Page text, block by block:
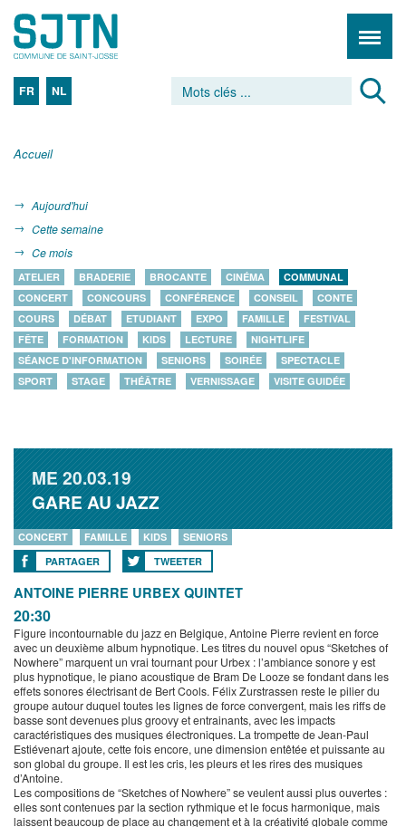
FR NL
Accueil
Aujourd'hui
Cette semaine
Ce mois
ATELIER BRADERIE BROCANTE CINÉMA
COMMUNAL
CONCERT
CONCOURS CONFÉRENCE CONSEIL
CONTE
COURS
DÉBAT ETUDIANT EXPO FAMILLE
FESTIVAL
FÊTE
FORMATION KIDS LECTURE
NIGHTLIFE
SÉANCE D'INFORMATION
SENIORS SOIRÉE
SPECTACLE
SPORT
STAGE THÉÂTRE VERNISSAGE VISITE GUIDÉE
ME20.03.19
GARE AU JAZZ
CONCERT FAMILLE KIDS
SENIORS
PARTAGER
TWEETER
ANTOINE PIERRE URBEX QUINTET
20:30
Figure incontournable du jazz en Belgique, Antoine Pierre revient en force
avec un deuxième album hypnotique. Les titres du nouvel opus “Sketches of
Nowhere” marquent un vrai tournant pour Urbex : l’ambiance sonore y est
plus hypnotique, le piano acoustique de Bram De Looze se fondant dans les
effets sonores électrisant de Bert Cools. Félix Zurstrassen reste le pilier du
groupe autour duquel toutes les lignes de force convergent, mais les riffs de
basse sont devenues plus groovy et entrainants, avec les impacts
caractéristiques des musiques électroniques. La trompette de Jean-Paul
Estiévenart ajoute, cette fois encore, une dimension entêtée et puissante au
son global du groupe. Il est les cris, les pleurs et les rires des musiques
d’Antoine.
Les compositions de “Sketches of Nowhere” se veulent aussi plus ouvertes :
elles sont contenues par la section rythmique et le focus harmonique, mais
laissent beaucoup de place au changement et à la créativité globale comme